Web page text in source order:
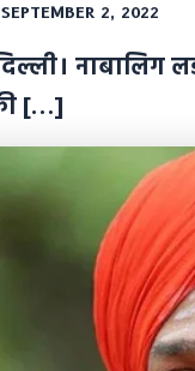
SEPTEMBER 2, 2022
[…]